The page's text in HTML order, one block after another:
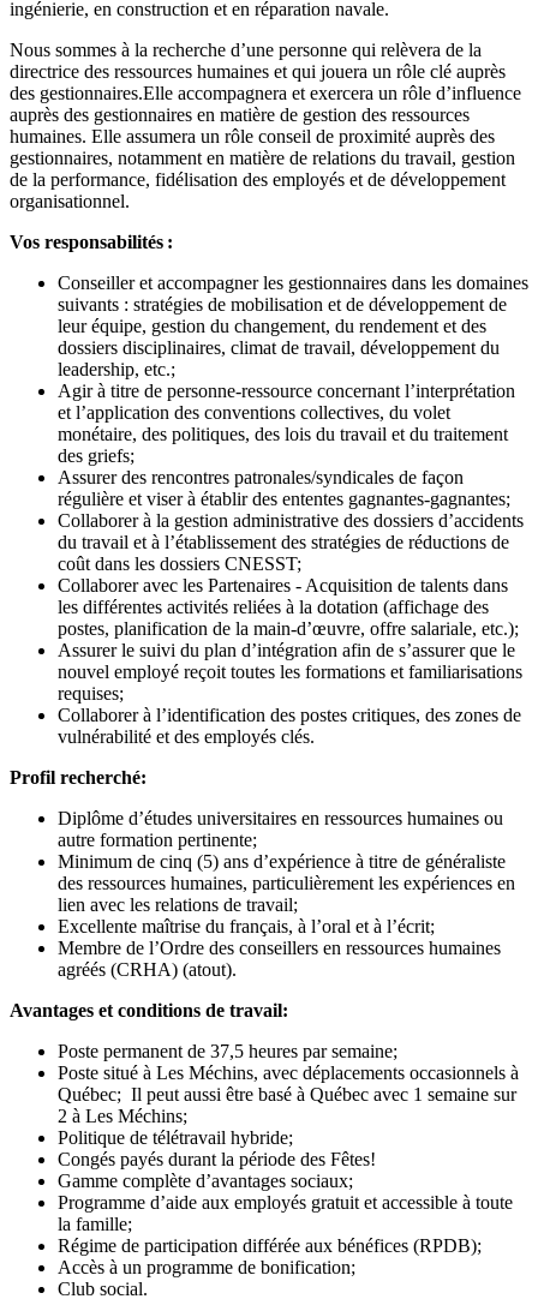
ingénierie, en construction et en réparation navale.
Nous sommes à la recherche d’une personne qui relèvera de la
directrice des ressources humaines et qui jouera un rôle clé auprès
des gestionnaires.Elle accompagnera et exercera un rôle d’influence
auprès des gestionnaires en matière de gestion des ressources
humaines. Elle assumera un rôle conseil de proximité auprès des
gestionnaires, notamment en matière de relations du travail, gestion
de la performance, fidélisation des employés et de développement
organisationnel.
Vos responsabilités :
Conseiller et accompagner les gestionnaires dans les domaines
suivants : stratégies de mobilisation et de développement de
leur équipe, gestion du changement, du rendement et des
dossiers disciplinaires, climat de travail, développement du
leadership, etc.;
Agir à titre de personne-ressource concernant l’interprétation
et l’application des conventions collectives, du volet
monétaire, des politiques, des lois du travail et du traitement
des griefs;
Assurer des rencontres patronales/syndicales de façon
régulière et viser à établir des ententes gagnantes-gagnantes;
Collaborer à la gestion administrative des dossiers d’accidents
du travail et à l’établissement des stratégies de réductions de
coût dans les dossiers CNESST;
Collaborer avec les Partenaires - Acquisition de talents dans
les différentes activités reliées à la dotation (affichage des
postes, planification de la main-d’œuvre, offre salariale, etc.);
Assurer le suivi du plan d’intégration afin de s’assurer que le
nouvel employé reçoit toutes les formations et familiarisations
requises;
Collaborer à l’identification des postes critiques, des zones de
vulnérabilité et des employés clés.
Profil recherché:
Diplôme d’études universitaires en ressources humaines ou
autre formation pertinente;
Minimum de cinq (5) ans d’expérience à titre de généraliste
des ressources humaines, particulièrement les expériences en
lien avec les relations de travail;
Excellente maîtrise du français, à l’oral et à l’écrit;
Membre de l’Ordre des conseillers en ressources humaines
agréés (CRHA) (atout).
Avantages et conditions de travail:
Poste permanent de 37,5 heures par semaine;
Poste situé à Les Méchins, avec déplacements occasionnels à
Québec; Il peut aussi être basé à Québec avec 1 semaine sur
2 à Les Méchins;
Politique de télétravail hybride;
Congés payés durant la période des Fêtes!
Gamme complète d’avantages sociaux;
Programme d’aide aux employés gratuit et accessible à toute
la famille;
Régime de participation différée aux bénéfices (RPDB);
Accès à un programme de bonification;
Club social.